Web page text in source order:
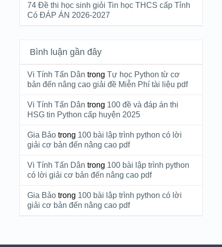
74 Đề thi học sinh giỏi Tin học THCS cấp Tỉnh
Có ĐÁP ÁN 2026-2027
Bình luận gần đây
Vi Tính Tấn Dân trong Tự học Python từ cơ
bản đến nâng cao giải đề Miễn Phí tài liệu pdf
Vi Tính Tấn Dân trong 100 đề và đáp án thi
HSG tin Python cấp huyện 2025
Gia Bảotrong 100 bài lập trình python có lời
giải cơ bản đến nâng cao pdf
Vi Tính Tấn Dân trong 100 bài lập trình python
có lời giải cơ bản đến nâng cao pdf
Gia Bảotrong 100 bài lập trình python có lời
giải cơ bản đến nâng cao pdf